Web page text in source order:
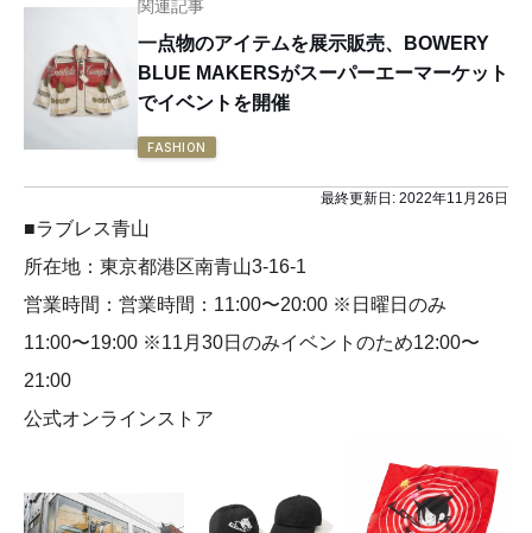
関連記事
一点物のアイテムを展示販売、BOWERY
BLUE MAKERSがスーパーエーマーケット
でイベントを開催
FASHION
最終更新日: 2022年11月26日
■ラブレス青山
所在地：東京都港区南青山3-16-1
営業時間：営業時間：11:00〜20:00 ※日曜日のみ
11:00〜19:00 ※11月30日のみイベントのため12:00〜
21:00
公式オンラインストア